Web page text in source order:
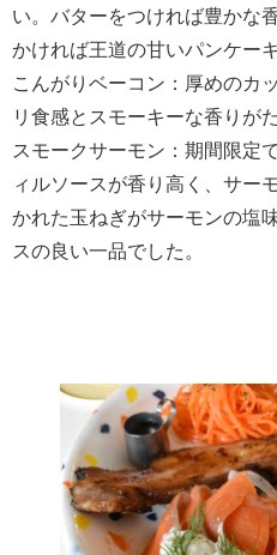
い。バターをつければ豊かな
かければ王道の甘いパンケー
こんがりベーコン：厚めのカ
リ食感とスモーキーな香りが
スモークサーモン：期間限定
ィルソースが香り高く、サー
かれた玉ねぎがサーモンの塩
スの良い一品でした。